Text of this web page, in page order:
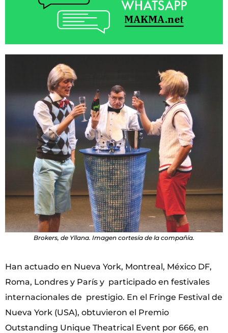
Brokers, de Yllana. Imagen cortesía de la compañía.
Han actuado en Nueva York, Montreal, México DF,
Roma, Londres y París y participado en festivales
internacionales de prestigio. En el Fringe Festival de
Nueva York (USA), obtuvieron el Premio
Outstanding Unique Theatrical Event por 666, en